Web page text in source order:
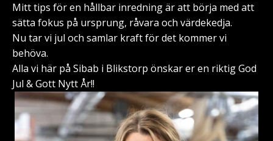
Mitt tips för en hållbar inredning är att börja med att
sätta fokus på ursprung, råvara och värdekedja.
Nu tar vi jul och samlar kraft för det kommer vi
behöva.
Alla vi här på Sibab i Blikstorp önskar er en riktig God
Jul & Gott Nytt År!!